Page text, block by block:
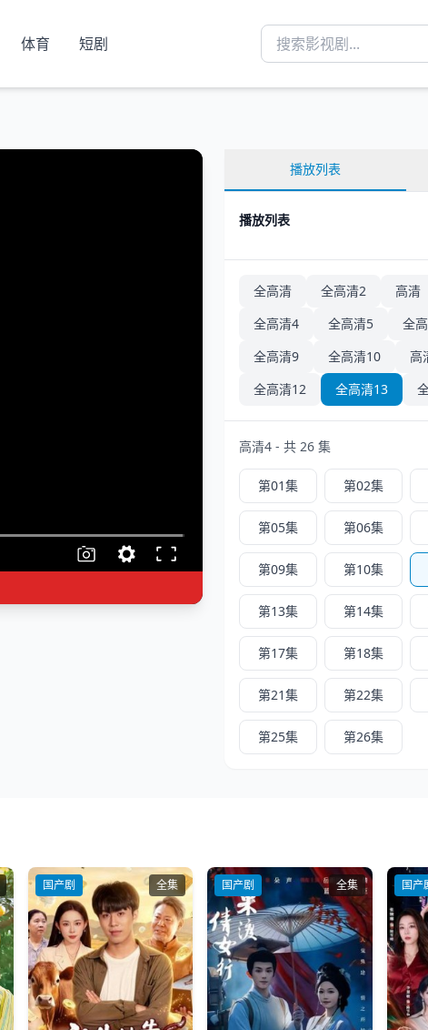
体育 短剧
播放列表
播放列表
全高清 全高清2 高清
全高清4
全高清5 全
全高清9
全高清10 高
全高清12
全高清13
高清4 - 共 26 集
第01集 第02集
第05集 第06集
第09集 第10集
第13集 第14集
第17集 第18集
第21集 第22集
第25集 第26集
国产剧 全集 国产剧 全集 国产